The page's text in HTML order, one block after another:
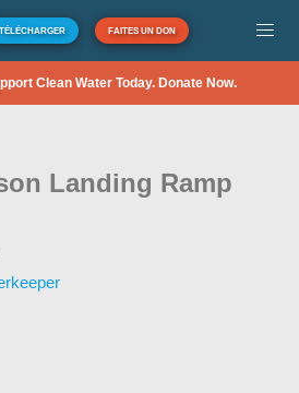
TÉLÉCHARGER FAITES UN DON
Clean Water Today. Donate Now.
Landing Ramp